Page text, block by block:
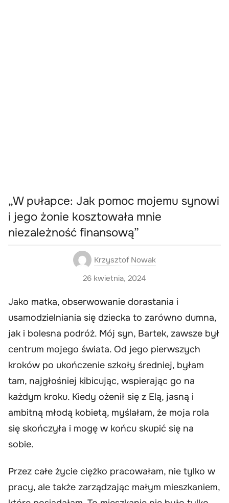
„W pułapce: Jak pomoc mojemu synowi
i jego żonie kosztowała mnie
niezależność finansową”
Krzysztof Nowak
26 kwietnia, 2024
Jako matka, obserwowanie dorastania i
usamodzielniania się dziecka to zarówno dumna,
jak i bolesna podróż. Mój syn, Bartek, zawsze był
centrum mojego świata. Od jego pierwszych
kroków po ukończenie szkoły średniej, byłam
tam, najgłośniej kibicując, wspierając go na
każdym kroku. Kiedy ożenił się z Elą, jasną i
ambitną młodą kobietą, myślałam, że moja rola
się skończyła i mogę w końcu skupić się na
sobie.
Przez całe życie ciężko pracowałam, nie tylko w
pracy, ale także zarządzając małym mieszkaniem,